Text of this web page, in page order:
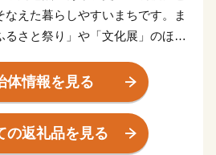
えた暮らしやすいまちです。ま
るさと祭り」や「文化展」のほ
笑顔があふれています。また、古
が多数残り、日本人初のノーベル
康成が3歳から18歳まで過ごすな
ちでもあります。
体情報を見る
の返礼品を見る